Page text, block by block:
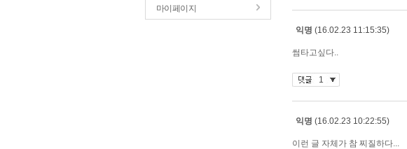
마이페이지